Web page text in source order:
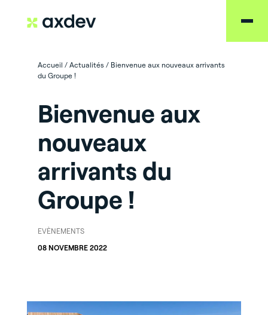
Accueil / Actualités / Bienvenue aux nouveaux arrivants
du Groupe !
Bienvenue aux
nouveaux
arrivants du
Groupe !
EVÈNEMENTS
08 NOVEMBRE 2022